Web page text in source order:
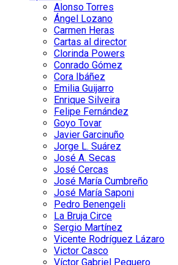
Alonso Torres
Ángel Lozano
Carmen Heras
Cartas al director
Clorinda Powers
Conrado Gómez
Cora Ibáñez
Emilia Guijarro
Enrique Silveira
Felipe Fernández
Goyo Tovar
Javier Garcinuño
Jorge L. Suárez
José A. Secas
José Cercas
José María Cumbreño
José María Saponi
Pedro Benengeli
La Bruja Circe
Sergio Martínez
Vicente Rodríguez Lázaro
Victor Casco
Víctor Gabriel Peguero